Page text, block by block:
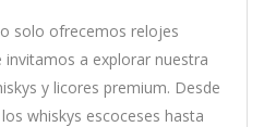
solo ofrecemos relojes
invitamos a explorar nuestra
y licores premium. Desde
whiskys escoceses hasta